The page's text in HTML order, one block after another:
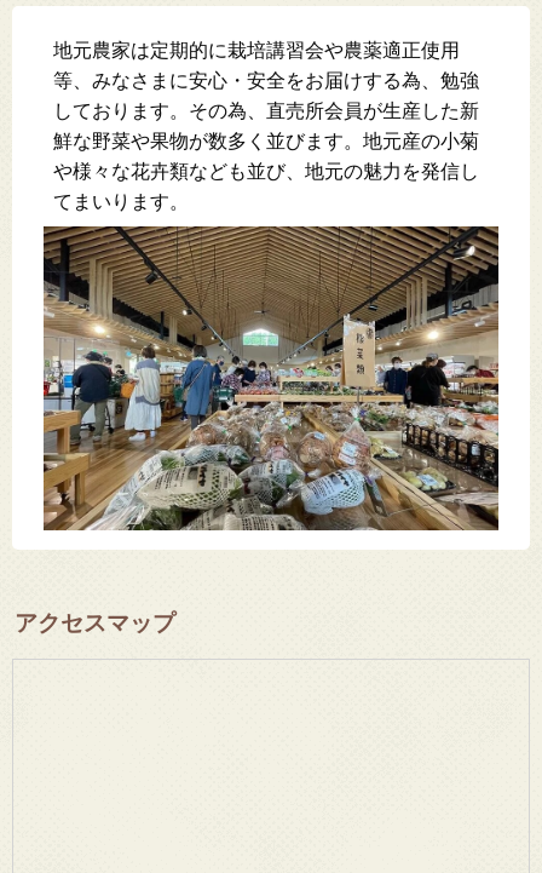
地元農家は定期的に栽培講習会や農薬適正使用
等、みなさまに安心・安全をお届けする為、勉強
しております。その為、直売所会員が生産した新
鮮な野菜や果物が数多く並びます。地元産の小菊
や様々な花卉類なども並び、地元の魅力を発信し
てまいります。
アクセスマップ